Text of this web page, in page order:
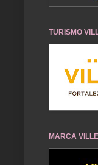
TURISMO
MARCA